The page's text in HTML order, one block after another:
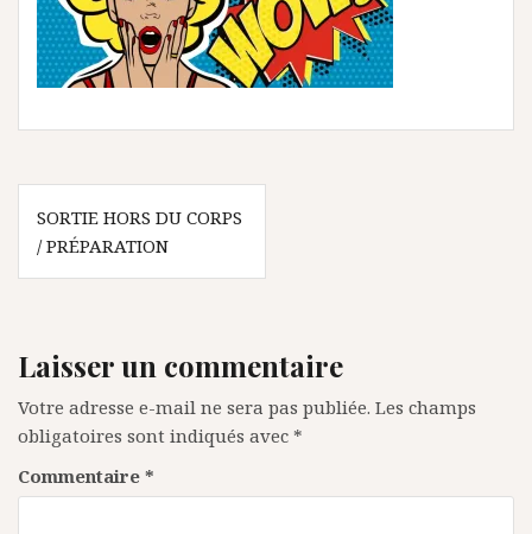
Navigation
de
l’article
SORTIE HORS DU CORPS
/ PRÉPARATION
Laisser un commentaire
Votre adresse e-mail ne sera pas publiée. Les champs
obligatoires sont indiqués avec *
Commentaire *
(*Une confirmation va vous être envoyée afin
d’éviter les emails frauduleux)